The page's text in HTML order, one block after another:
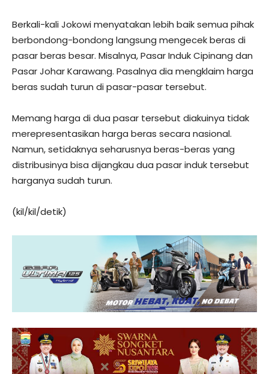
Berkali-kali Jokowi menyatakan lebih baik semua pihak
berbondong-bondong langsung mengecek beras di
pasar beras besar. Misalnya, Pasar Induk Cipinang dan
Pasar Johar Karawang. Pasalnya dia mengklaim harga
beras sudah turun di pasar-pasar tersebut.
Memang harga di dua pasar tersebut diakuinya tidak
merepresentasikan harga beras secara nasional.
Namun, setidaknya seharusnya beras-beras yang
distribusinya bisa dijangkau dua pasar induk tersebut
harganya sudah turun.
(kil/kil/detik)